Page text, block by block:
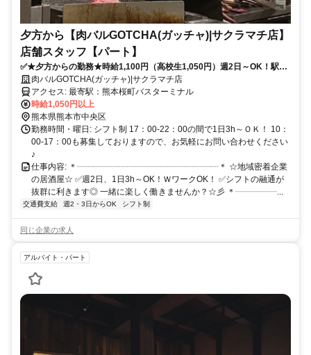
夕方から【肉バルGOTCHA(ガッチャ)|サクラマチ店】
店舗スタッフ【パート】
✅★夕方からの勤務★時給1,100円（高校生1,050円）週2日～OK！駅チ
カで通いやすい♪シフト調整も柔軟◎未経験＆高校生歓迎！バイトデビュ
ーも応援します！
肉バルGOTCHA(ガッチャ)|サクラマチ店
アクセス: 最寄駅：熊本桜町バスターミナル
時給1,050円以上
熊本県熊本市中央区
勤務時間・曜日: シフト制 17：00-22：00の間で1日3h～ＯＫ！ 10：
00-17：00も募集しておりますので、お気軽にお問い合わせください
♪
仕事内容: ＊┈┈┈┈┈┈┈┈┈┈┈┈┈┈┈┈┈＊ ☆地域密着企業
の居酒屋☆ ✅週2日、1日3h～OK！ＷワークOK！ ✅シフトの融通が
抜群に利きます◎ 一緒に楽しく働きませんか？☆彡 ＊┈┈┈┈┈...
交通費支給 週2・3日からOK シフト制
同じ企業の求人
アルバイト・パート